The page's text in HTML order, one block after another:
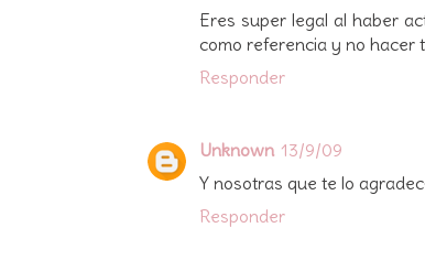
Eres super legal al haber
como referencia y no hacer
Responder
Unknown 13/9/09
Y nosotras que te lo
Responder